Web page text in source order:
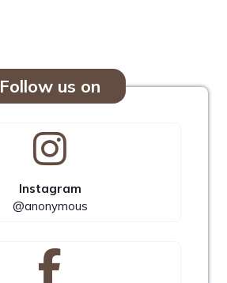
Follow us on
Instagram
@anonymous